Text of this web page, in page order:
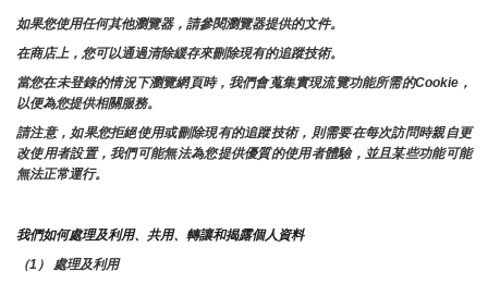
如果您使用任何其他瀏覽器，請參閱瀏覽器提供的文件。
在商店上，您可以通過清除緩存來刪除現有的追蹤技術。
當您在未登錄的情況下瀏覽網頁時，我們會蒐集實現流覽功能所需的Cookie，
以便為您提供相關服務。
請注意，如果您拒絕使用或刪除現有的追蹤技術，則需要在每次訪問時親自更
改使用者設置，我們可能無法為您提供優質的使用者體驗，並且某些功能可能
無法正常運行。
我們如何處理及利用、共用、轉讓和揭露個人資料
（1） 處理及利用